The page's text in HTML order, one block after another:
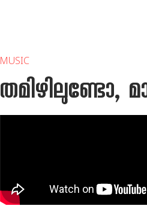
MUSIC
തമിഴിലുണ്ടോ,